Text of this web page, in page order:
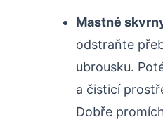
Mastné
odstraňte
ubrousku.
a čisticí
Dobře